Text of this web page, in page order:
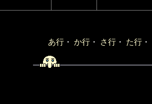
あ行 ・ か行 ・ さ行 ・ た行 ・